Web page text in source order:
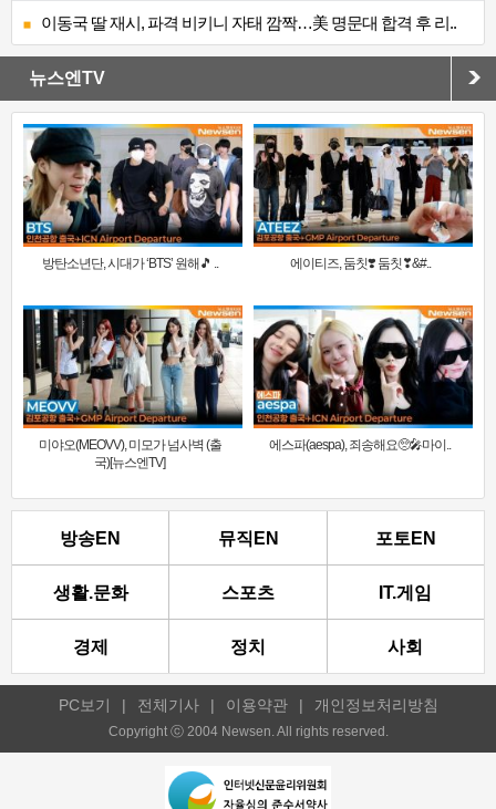
이동국 딸 재시, 파격 비키니 자태 깜짝…美 명문대 합격 후 리..
뉴스엔TV
방탄소년단, 시대가 ‘BTS’ 원해🎵 .. 에이티즈, 둠칫❣️ 둠칫❣&#..
미야오(MEOVV), 미모가 넘사벽 (출
국)[뉴스엔TV]
에스파(aespa), 죄송해요🥺🎤마이..
방송EN 뮤직EN 포토EN
생활.문화 스포츠 IT.게임
경제 정치 사회
PC보기 | 전체기사 | 이용약관 | 개인정보처리방침
Copyright ⓒ 2004 Newsen. All rights reserved.